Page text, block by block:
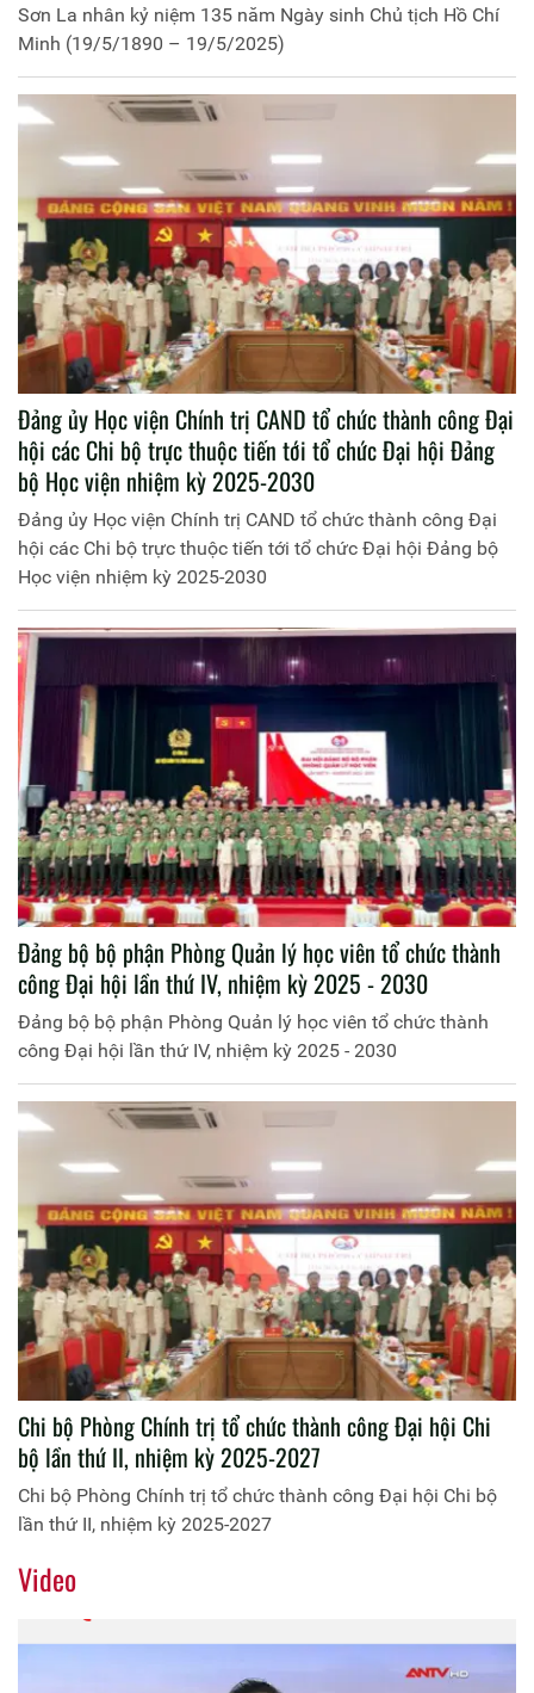
Sơn La nhân kỷ niệm 135 năm Ngày sinh Chủ tịch Hồ Chí
Minh (19/5/1890 – 19/5/2025)
Đảng ủy Học viện Chính trị CAND tổ chức thành công Đại
hội các Chi bộ trực thuộc tiến tới tổ chức Đại hội Đảng
bộ Học viện nhiệm kỳ 2025-2030
Đảng ủy Học viện Chính trị CAND tổ chức thành công Đại
hội các Chi bộ trực thuộc tiến tới tổ chức Đại hội Đảng bộ
Học viện nhiệm kỳ 2025-2030
Đảng bộ bộ phận Phòng Quản lý học viên tổ chức thành
công Đại hội lần thứ IV, nhiệm kỳ 2025 - 2030
Đảng bộ bộ phận Phòng Quản lý học viên tổ chức thành
công Đại hội lần thứ IV, nhiệm kỳ 2025 - 2030
Chi bộ Phòng Chính trị tổ chức thành công Đại hội Chi
bộ lần thứ II, nhiệm kỳ 2025-2027
Chi bộ Phòng Chính trị tổ chức thành công Đại hội Chi bộ
lần thứ II, nhiệm kỳ 2025-2027
Video